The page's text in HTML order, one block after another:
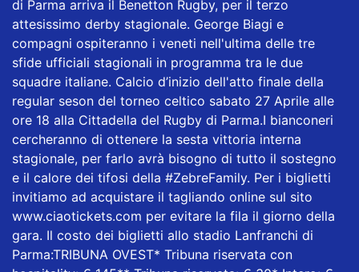
di Parma arriva il Benetton Rugby, per il terzo
attesissimo derby stagionale. George Biagi e
compagni ospiteranno i veneti nell'ultima delle tre
sfide ufficiali stagionali in programma tra le due
squadre italiane. Calcio d’inizio dell'atto finale della
regular seson del torneo celtico sabato 27 Aprile alle
ore 18 alla Cittadella del Rugby di Parma.I bianconeri
cercheranno di ottenere la sesta vittoria interna
stagionale, per farlo avrà bisogno di tutto il sostegno
e il calore dei tifosi della #ZebreFamily. Per i biglietti
invitiamo ad acquistare il tagliando online sul sito
www.ciaotickets.com per evitare la fila il giorno della
gara. Il costo dei biglietti allo stadio Lanfranchi di
Parma:TRIBUNA OVEST* Tribuna riservata con